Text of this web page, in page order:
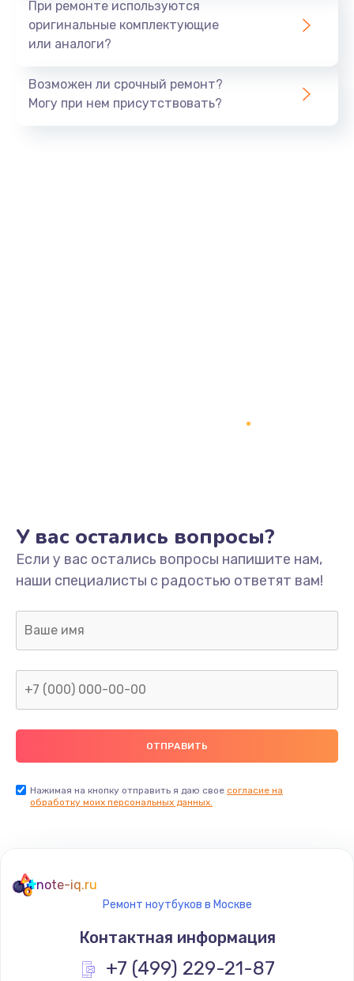
При ремонте используются
оригинальные комплектующие
или аналоги?
Возможен ли срочный ремонт?
Могу при нем присутствовать?
У вас остались вопросы?
Если у вас остались вопросы напишите нам,
наши специалисты с радостью ответят вам!
Нажимая на кнопку отправить я даю свое согласие на
обработку моих персональных данных.
note-iq.ru
Ремонт ноутбуков в Москве
Контактная информация
+7 (499) 229-21-87